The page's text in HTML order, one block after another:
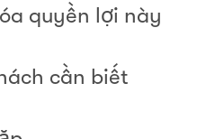
quyền lợi này
cần biết